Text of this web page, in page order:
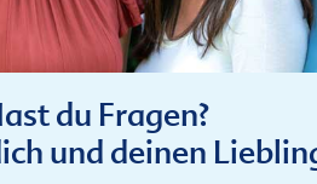
du Fragen?
und deinen